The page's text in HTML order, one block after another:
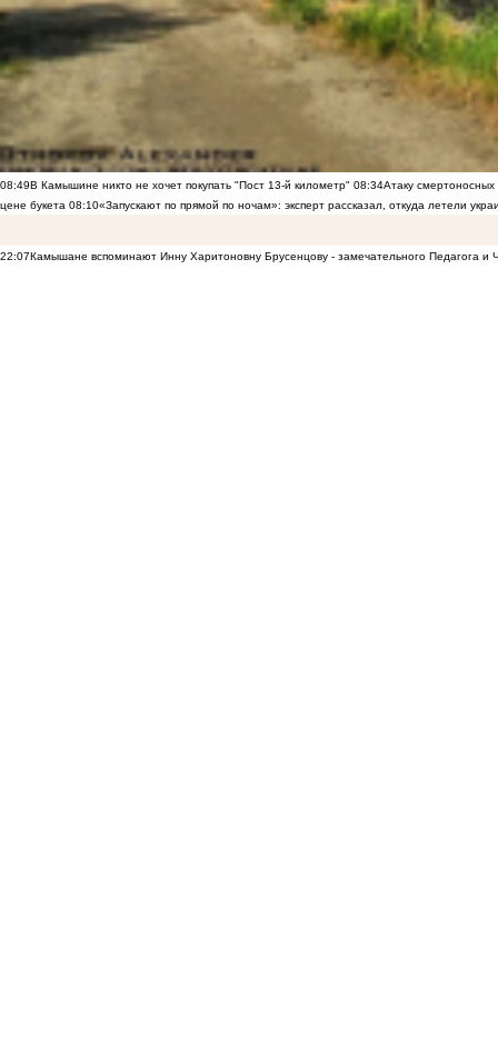
08:49В Камышине никто не хочет покупать "Пост 13-й километр" 08:34Атаку
цене букета 08:10«Запускают по прямой по ночам»: эксперт рассказал, откуда летели
22:07Камышане вспоминают Инну Харитоновну Брусенцову - замечательного Педагога и